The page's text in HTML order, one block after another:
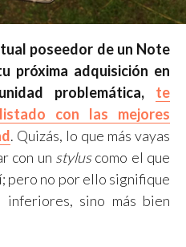
poseedor de un Note
próxima adquisición en
problemática, te
con las mejores
. Quizás, lo que más vayas
con un styluscomo el que
pero no por ello signifique
sino más bien